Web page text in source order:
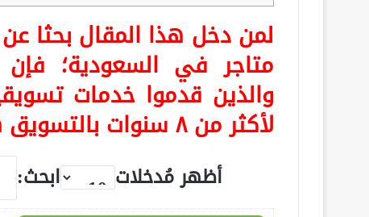
لمن دخل هذا المقال
متاجر في السعودية؛
والذين قدموا خدمات
لأكثر من ٨ سنوات بالتسويق هم:
أظهر مُدخلات ابحث: